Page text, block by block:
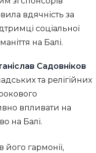
вдячність за
соціальної
на Балі.
Садовніков
та релігійних
впливати на
на Балі.
гармонії,